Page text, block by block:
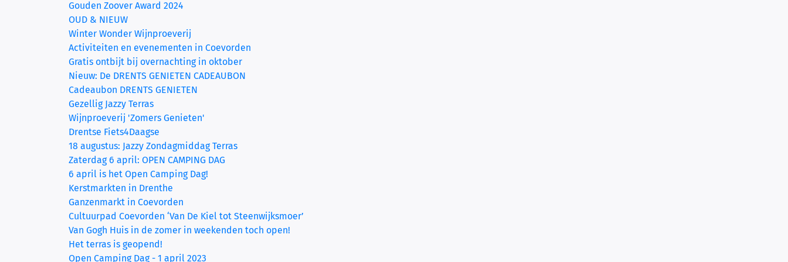
Gouden Zoover Award 2024
OUD & NIEUW
Winter Wonder Wijnproeverij
Activiteiten en evenementen in Coevorden
Gratis ontbijt bij overnachting in oktober
Nieuw: De DRENTS GENIETEN CADEAUBON
Cadeaubon DRENTS GENIETEN
Gezellig Jazzy Terras
Wijnproeverij 'Zomers Genieten'
Drentse Fiets4Daagse
18 augustus: Jazzy Zondagmiddag Terras
Zaterdag 6 april: OPEN CAMPING DAG
6 april is het Open Camping Dag!
Kerstmarkten in Drenthe
Ganzenmarkt in Coevorden
Cultuurpad Coevorden ‘Van De Kiel tot Steenwijksmoer’
Van Gogh Huis in de zomer in weekenden toch open!
Het terras is geopend!
Open Camping Dag - 1 april 2023